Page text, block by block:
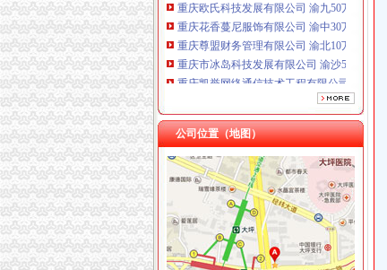
重庆花香蔓尼服饰有限公司 渝中30万 （工商
重庆尊盟财务管理有限公司 渝北10万 （工商
重庆市冰岛科技发展有限公司 渝沙50万 （进
重庆凯誉网络通信技术工程有限公司 渝中
上海兆妩贸易有限公司重庆时代广场分公司
重庆吉沃农业科技有限公司 渝南500万 （工
重庆航诚投资有限公司 渝中1000万 （工商注
公司位置（地图）
重庆代办进出口公司
供应智利红酒成都进口清关公司智利红酒重
重庆代办公司_代理工商注册登记_代办分公